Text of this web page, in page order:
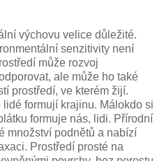
výchovu velice důležité.
senzitivity není
může rozvoj
ale může ho také
prostředí, ve kterém žijí.
formují krajinu. Málokdo si
formuje nás, lidi. Přírodní
množství podnětů a nabízí
Prostředí prosté na